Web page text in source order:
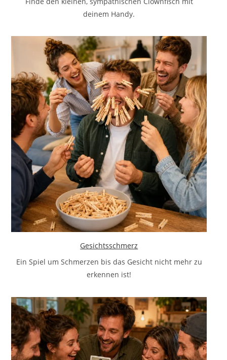
deinem Handy.
Gesichtsschmerz
Ein Spiel um Schmerzen bis das Gesicht nicht mehr zu
erkennen ist!